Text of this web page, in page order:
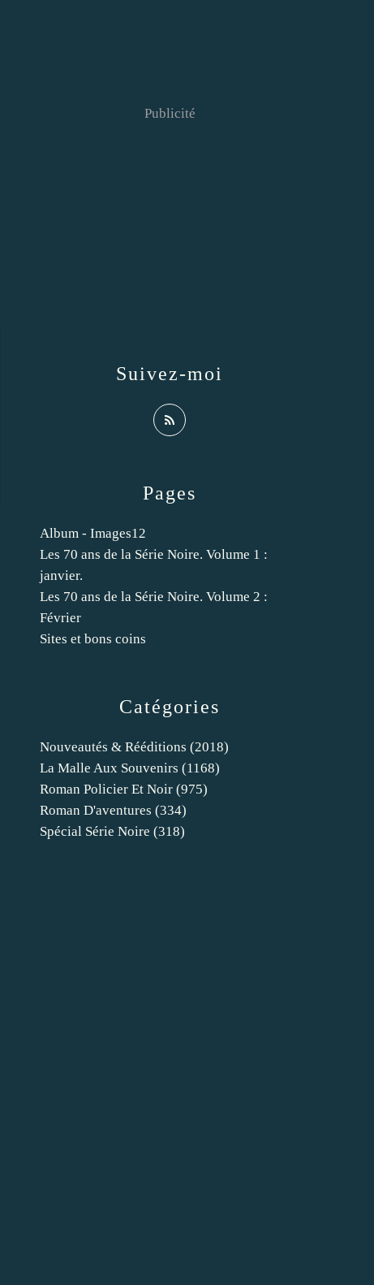
Catégories
Nouveautés & Rééditions (2018)
La Malle Aux Souvenirs (1168)
Roman Policier Et Noir (975)
Roman D'aventures (334)
Spécial Série Noire (318)
Pages
Album - Images12
Les 70 ans de la Série Noire. Volume 1 :
janvier.
Les 70 ans de la Série Noire. Volume 2 :
Février
Sites et bons coins
Suivez-moi
Publicité